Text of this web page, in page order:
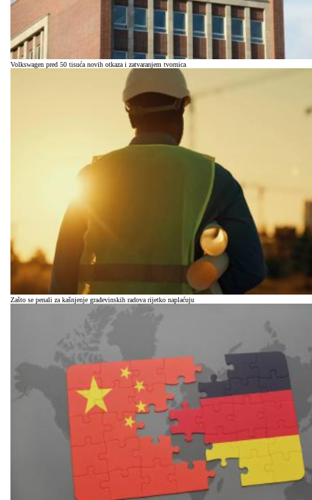
Volkswagen pred 50 tisuća novih otkaza i zatvaranjem tvornica
Zašto se penali za kašnjenje građevinskih radova rijetko naplaćuju